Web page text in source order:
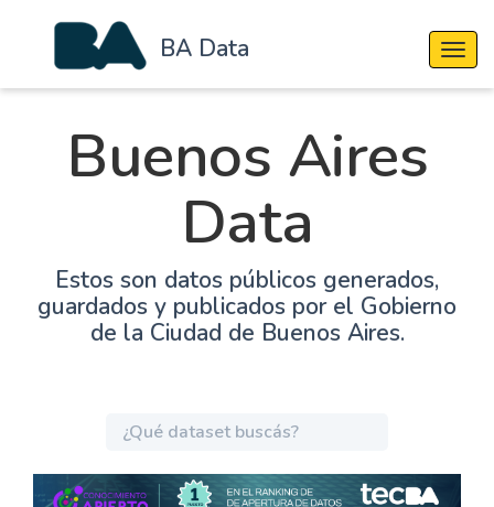
BA Data
Buenos Aires
Data
Estos son datos públicos generados,
guardados y publicados por el Gobierno
de la Ciudad de Buenos Aires.